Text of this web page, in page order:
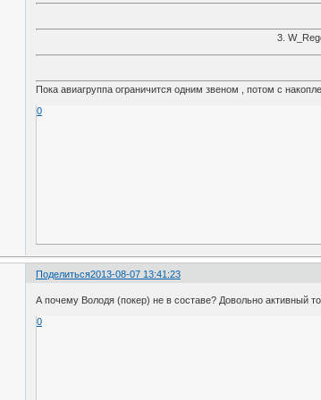
3.
Пока авиагруппа ограничится одним звеном , потом с
0
Поделиться2013-08-07 13:41:23
А почему Володя (покер) не в составе? Довольно активный
0